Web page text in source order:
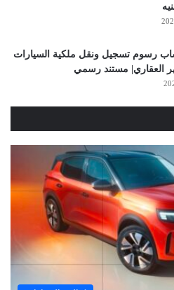
رسوم تسجيل ونقل ملكية السيارات